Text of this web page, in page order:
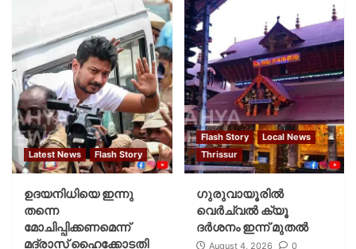
Latest News Flash Story
ഉദയനിധിയെ ഇന്നു
തന്നെ
മോചിപ്പിക്കണമെന്ന്
മദ്രാസ് ഹൈക്കോടതി
Flash Story
Local News
Thrissur
ഗുരുവായൂരില്‍
വെര്‍ച്വല്‍ ക്യൂ
ദര്‍ശനം ഇന്ന് മുതല്‍
August 4, 2026 0